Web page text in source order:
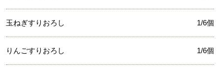
玉ねぎすりおろし 1/6個
りんごすりおろし 1/6個